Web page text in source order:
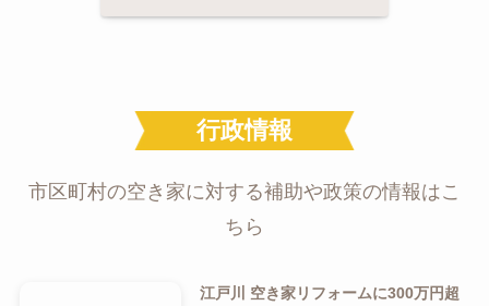
行政情報
市区町村の空き家に対する補助や政策の情報はこ
ちら
江戸川 空き家リフォームに300万円超